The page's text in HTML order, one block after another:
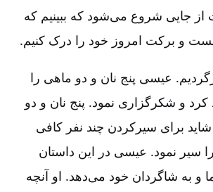
جایی شروع می‌شود که ببینیم که
و برکت امروز خود را درک کنیم.
عیسی پنج نان و دو ماهی را
کرد و شکرگزاری نمود. پنج نان و دو
برای سیر‌کردن چند نفر کافی
سیر نمود. عیسی در این داستان
و به شاگردان خود می‌دهد. او آنچه